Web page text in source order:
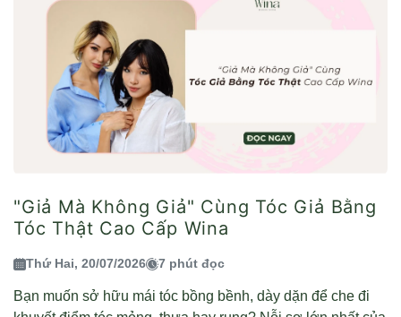
"Giả Mà Không Giả" Cùng Tóc Giả Bằng
Tóc Thật Cao Cấp Wina
Thứ Hai, 20/07/2026 7 phút đọc
Bạn muốn sở hữu mái tóc bồng bềnh, dày dặn để che đi